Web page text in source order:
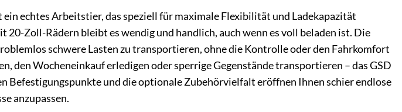
ein echtes Arbeitstier, das speziell für maximale Flexibilität und Ladekapazität
Zoll-Rädern bleibt es wendig und handlich, auch wenn es voll beladen ist. Die
schwere Lasten zu transportieren, ohne die Kontrolle oder den Fahrkomfort
den Wocheneinkauf erledigen oder sperrige Gegenstände transportieren – das GSD
Befestigungspunkte und die optionale Zubehörvielfalt eröffnen Ihnen schier endlose
anzupassen.